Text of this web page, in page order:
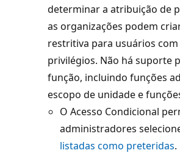
determinar a atribuição de
as organizações podem
restritiva para usuários
privilégios. Não há suporte
função, incluindo funções
escopo de unidade e
O Acesso Condicional
administradores
listadas como preteridas